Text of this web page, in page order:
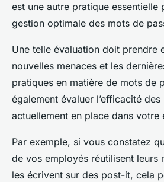
est une autre pratique essentielle
gestion optimale des mots de
Une telle évaluation doit prendre
nouvelles menaces et les
pratiques en matière de mots de
également évaluer l’efficacité
actuellement en place dans votre
Par exemple, si vous constatez
de vos employés réutilisent leurs
les écrivent sur des post-it, cela